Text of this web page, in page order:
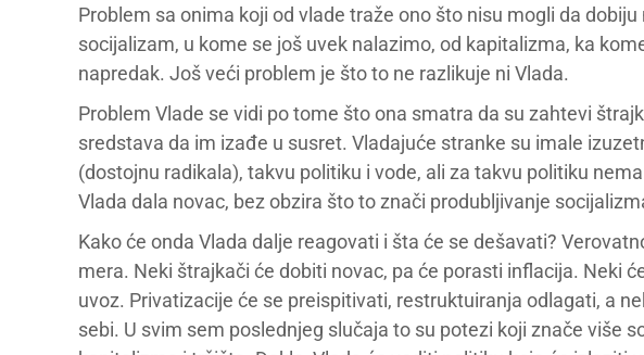
Problem sa onima koji od vlade traže ono što nisu mogli da
socijalizam, u kome se još uvek nalazimo, od kapitalizma, ka
napredak. Još veći problem je što to ne razlikuje ni Vlada.
Problem Vlade se vidi po tome što ona smatra da su zahtevi
sredstava da im izađe u susret. Vladajuće stranke su imale
(dostojnu radikala), takvu politiku i vode, ali za takvu politiku
Vlada dala novac, bez obzira što to znači produbljivanje
Kako će onda Vlada dalje reagovati i šta će se dešavati?
mera. Neki štrajkači će dobiti novac, pa će porasti inflacija. Neki
uvoz. Privatizacije će se preispitivati, restruktuiranja odlagati, a
sebi. U svim sem poslednjeg slučaja to su potezi koji znače više